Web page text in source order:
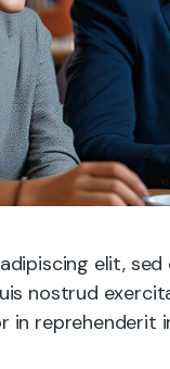
elit,
nostrud
in